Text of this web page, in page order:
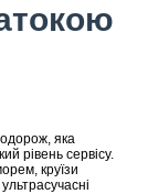
яка
рівень сервісу.
круїзи